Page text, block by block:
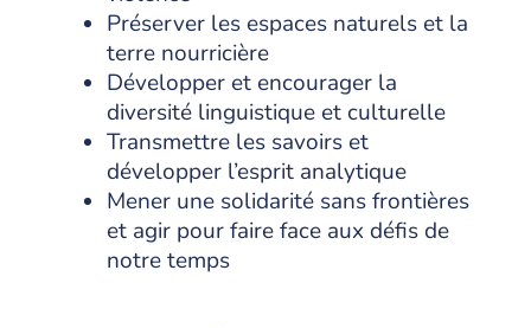
Préserver les espaces naturels et la
terre nourricière
Développer et encourager la
diversité linguistique et culturelle
Transmettre les savoirs et
développer l’esprit analytique
Mener une solidarité sans frontières
et agir pour faire face aux défis de
notre temps